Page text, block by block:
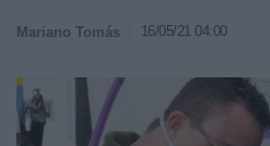
Mariano Tomás 16/05/21 04:00